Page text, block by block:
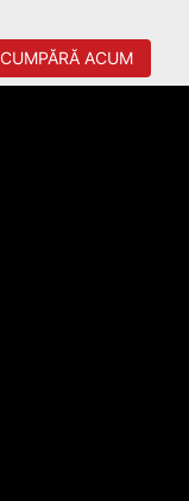
CUMPĂRĂ ACUM